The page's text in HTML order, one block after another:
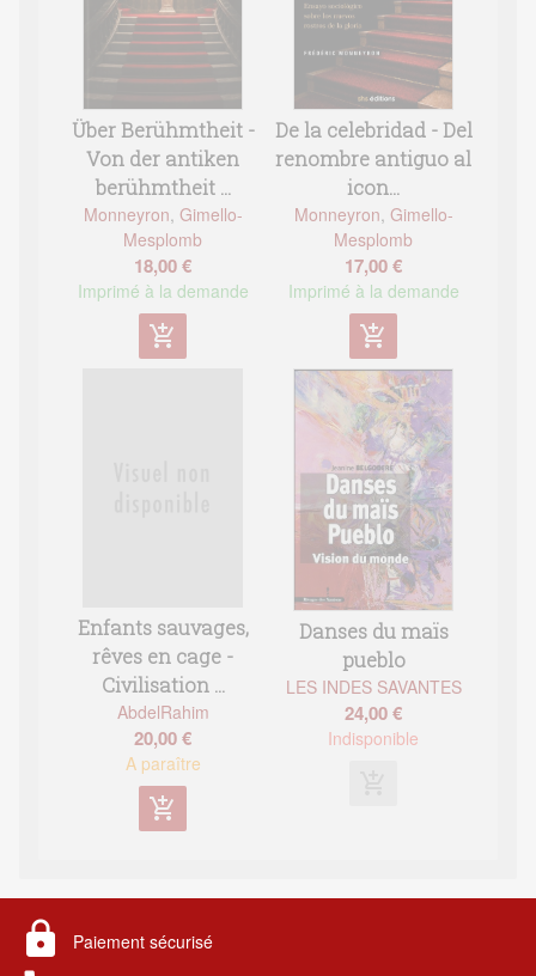
Über Berühmtheit -
Von der antiken
berühmtheit ...
Monneyron, Gimello-
Mesplomb
18,00 €
Imprimé à la demande
add_shopping_cart
De la celebridad - Del
renombre antiguo al
icon...
Monneyron, Gimello-
Mesplomb
17,00 €
Imprimé à la demande
add_shopping_cart
Enfants sauvages,
rêves en cage -
Civilisation ...
AbdelRahim
20,00 €
A paraître
add_shopping_cart
Danses du maïs
pueblo
LES INDES SAVANTES
24,00 €
Indisponible
lock Paiement sécurisé